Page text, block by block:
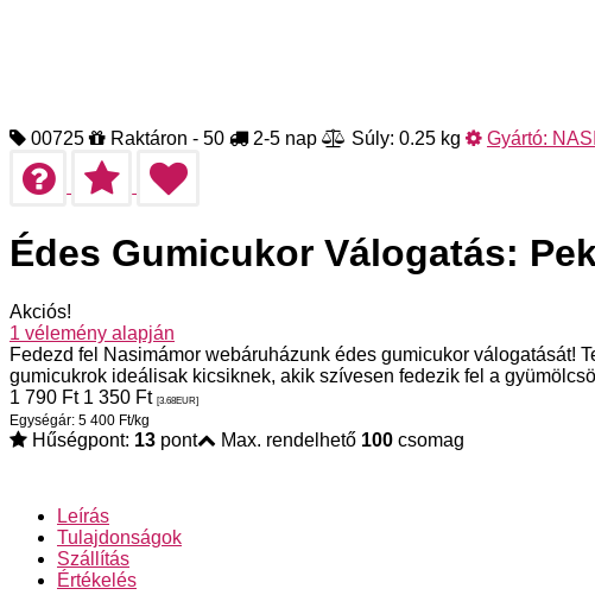
00725 Raktáron - 50 2-5 nap Súly: 0.25 kg Gyártó:
Édes Gumicukor Válogatás:
Akciós!
1 vélemény alapján
Fedezd fel Nasimámor webáruházunk édes gumicukor válogatását!
gumicukrok ideálisak kicsiknek, akik szívesen fedezik fel a
1 790 Ft 1 350 Ft [3.68EUR]
Egységár: 5 400 Ft/kg
Hűségpont: 13 pont Max. rendelhető 100 csomag
Leírás
Tulajdonságok
Szállítás
Értékelés